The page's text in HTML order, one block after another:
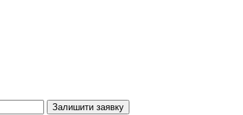
Залишити заявку